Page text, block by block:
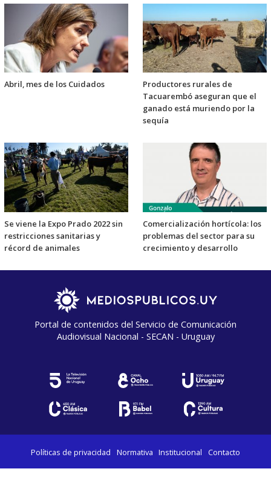
Abril, mes de los Cuidados
Productores rurales de
Tacuarembó aseguran que el
ganado está muriendo por la
sequía
Se viene la Expo Prado 2022 sin
restricciones sanitarias y
récord de animales
Comercialización hortícola: los
problemas del sector para su
crecimiento y desarrollo
Portal de contenidos del Servicio de Comunicación
Audiovisual Nacional - SECAN - Uruguay
Políticas de privacidad Normativa Institucional Contacto